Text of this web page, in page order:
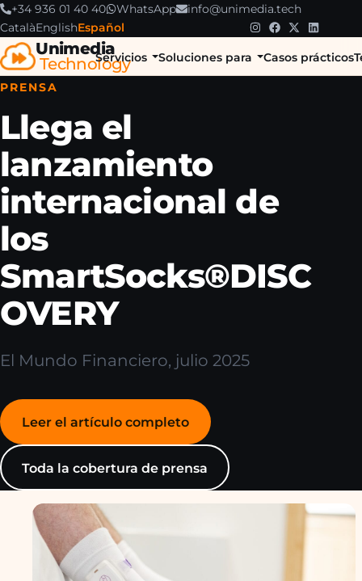
+34 936 01 40 40 WhatsApp
info@unimedia.tech
CatalàEnglishEspañol
Unimedia
Technology
Servicios Soluciones para Casos prácticos
PRENSA
Llega el
lanzamiento
internacional de
los
SmartSocks®DISC
OVERY
El Mundo Financiero, julio 2025
Leer el artículo completo
Toda la cobertura de prensa